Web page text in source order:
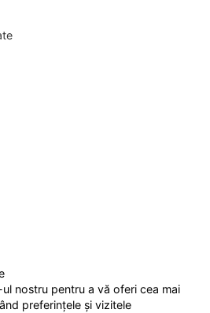
nostru pentru a vă oferi cea mai
preferințele și vizitele